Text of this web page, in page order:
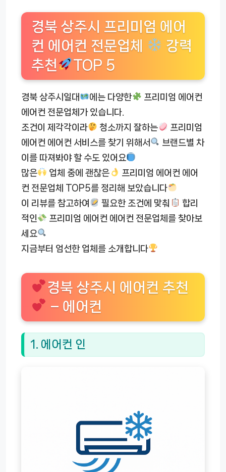
경북 상주시 프리미엄 에어
컨 에어컨 전문업체
강력
추천
TOP 5
경북 상주시일대 에는 다양한
프리미엄 에어컨
에어컨 전문업체가 있습니다.
조건이 제각각이라
청소까지 잘하는
프리미엄
에어컨 에어컨 서비스를 찾기 위해서
브랜드별 차
이를 따져봐야 할 수도 있어요
많은
업체 중에 괜찮은
프리미엄 에어컨 에어
컨 전문업체 TOP5를 정리해 보았습니다
이 리뷰를 참고하여
필요한 조건에 맞춰
합리
적인
프리미엄 에어컨 에어컨 전문업체를 찾아보
세요
지금부터 엄선한 업체를 소개합니다
경북 상주시 에어컨 추천
– 에어컨
1. 에어컨 인